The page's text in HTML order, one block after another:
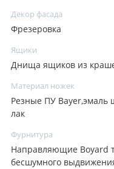
Декор фасада
Фрезеровка
Ящики
Днища ящиков из
Материал ножек
Резные ПУ
лак
Фурнитура
Направляющие Boyard
бесшумного